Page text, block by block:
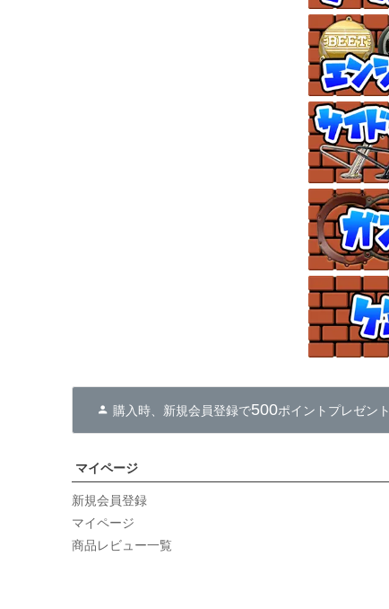
購入時、新規会員登録で500ポイントプレゼント
マイページ
新規会員登録
マイページ
商品レビュー一覧